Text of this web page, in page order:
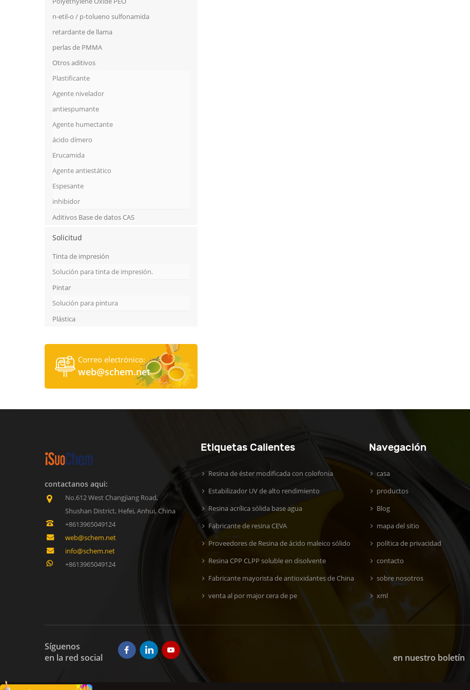
n-etil-o / p-tolueno sulfonamida
retardante de llama
perlas de PMMA
Otros aditivos
Plastificante
Agente nivelador
antiespumante
Agente humectante
ácido dímero
Erucamida
Agente antiestático
Espesante
inhibidor
Aditivos Base de datos CAS
Solicitud
Tinta de impresión
Solución para tinta de impresión.
Pintar
Solución para pintura
Plástica
Correo electrónico:
web@schem.net
contactanos aqui:
No.612 West Changjiang Road,
Shushan District, Hefei, Anhui, China
+8613965049124
web@schem.net
info@schem.net
+8613965049124
Etiquetas Calientes
Resina de éster modificada con colofonia
Estabilizador UV de alto rendimiento
Resina acrílica sólida base agua
Fabricante de resina CEVA
Proveedores de Resina de ácido maleico sólido
Resina CPP CLPP soluble en disolvente
Fabricante mayorista de antioxidantes de China
venta al por major cera de pe
Navegación
casa
productos
Blog
mapa del sitio
política de privacidad
contacto
sobre nosotros
xml
Síguenos
en la red social
en nuestro boletín